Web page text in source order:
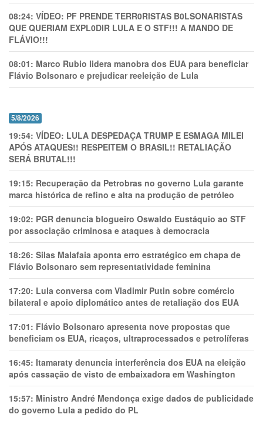
08:24: VÍDEO: PF PRENDE TERR0RlSTAS B0LSONARlSTAS
QUE QUERIAM EXPL0DlR LULA E O STF!!! A MANDO DE
FLÁVIO!!!
08:01: Marco Rubio lidera manobra dos EUA para beneficiar
Flávio Bolsonaro e prejudicar reeleição de Lula
5/8/2026
19:54: VÍDEO: LULA DESPEDAÇA TRUMP E ESMAGA MILEI
APÓS ATAQUES!! RESPEITEM O BRASIL!! RETALIAÇÃO
SERÁ BRUTAL!!!
19:15: Recuperação da Petrobras no governo Lula garante
marca histórica de refino e alta na produção de petróleo
19:02: PGR denuncia blogueiro Oswaldo Eustáquio ao STF
por associação criminosa e ataques à democracia
18:26: Silas Malafaia aponta erro estratégico em chapa de
Flávio Bolsonaro sem representatividade feminina
17:20: Lula conversa com Vladimir Putin sobre comércio
bilateral e apoio diplomático antes de retaliação dos EUA
17:01: Flávio Bolsonaro apresenta nove propostas que
beneficiam os EUA, ricaços, ultraprocessados e petrolíferas
16:45: Itamaraty denuncia interferência dos EUA na eleição
após cassação de visto de embaixadora em Washington
15:57: Ministro André Mendonça exige dados de publicidade
do governo Lula a pedido do PL